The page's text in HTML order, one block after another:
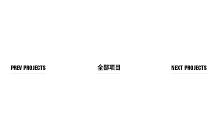
PREV PROJECTS 全部项目 NEXT PROJECTS